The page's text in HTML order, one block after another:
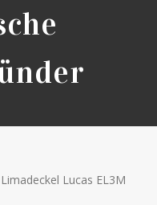
Limadeckel Lucas EL3M